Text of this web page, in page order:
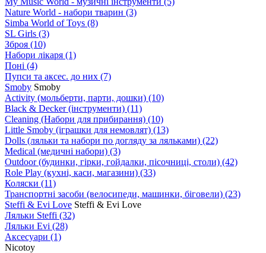
Nature World - набори тварин (3)
Simba World of Toys (8)
SL Girls (3)
Зброя (10)
Набори лікаря (1)
Поні (4)
Пупси та аксес. до них (7)
Smoby Smoby
Аctivity (мольберти, парти, дошки) (10)
Black & Decker (інструменти) (11)
Cleaning (Набори для прибирання) (10)
Little Smoby (іграшки для немовлят) (13)
Dolls (ляльки та набори по догляду за ляльками) (22)
Medical (медичні набори) (3)
Outdoor (будинки, гірки, гойдалки, пісочниці, столи) (42)
Role Play (кухні, каси, магазини) (33)
Коляски (11)
Транспортні засоби (велосипеди, машинки, біговели) (23)
Steffi & Evi Love Steffi & Evi Love
Ляльки Steffi (32)
Ляльки Evi (28)
Аксесуари (1)
Nicotoy